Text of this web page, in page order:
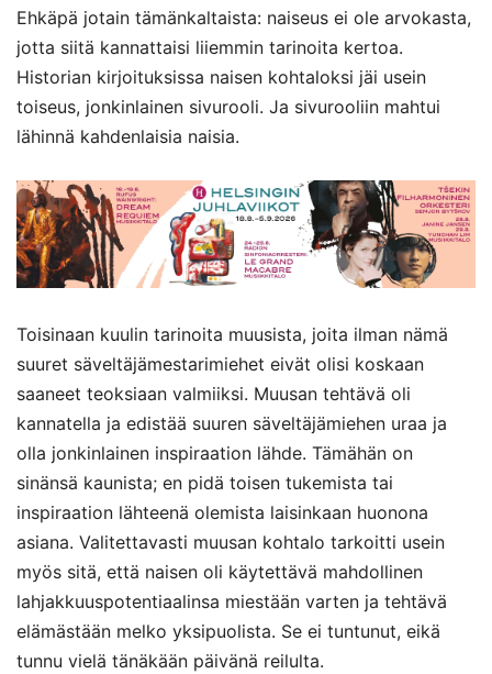
Ehkäpä jotain tämänkaltaista: naiseus ei ole arvokasta,
jotta siitä kannattaisi liiemmin tarinoita kertoa.
Historian kirjoituksissa naisen kohtaloksi jäi usein
toiseus, jonkinlainen sivurooli. Ja sivurooliin mahtui
lähinnä kahdenlaisia naisia.
Toisinaan kuulin tarinoita muusista, joita ilman nämä
suuret säveltäjämestarimiehet eivät olisi koskaan
saaneet teoksiaan valmiiksi. Muusan tehtävä oli
kannatella ja edistää suuren säveltäjämiehen uraa ja
olla jonkinlainen inspiraation lähde. Tämähän on
sinänsä kaunista; en pidä toisen tukemista tai
inspiraation lähteenä olemista laisinkaan huonona
asiana. Valitettavasti muusan kohtalo tarkoitti usein
myös sitä, että naisen oli käytettävä mahdollinen
lahjakkuuspotentiaalinsa miestään varten ja tehtävä
elämästään melko yksipuolista. Se ei tuntunut, eikä
tunnu vielä tänäkään päivänä reilulta.